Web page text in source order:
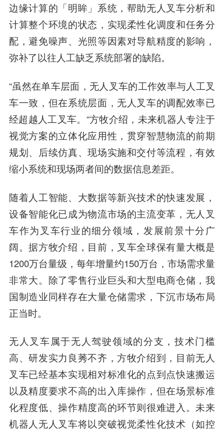
边缘计算的「明眸」系统，帮助无人叉车分析和
计算整个环境的状态，实现柔性化调度和任务分
配，避免噪声、光照等因素对导航精度的影响，
弥补了以往人工缺乏系统部署的缺陷。
“虽然在单车层面，无人叉车的工作效率与人工叉
车一致，但在系统层面，无人叉车的调配效率已
经超越人工叉车。“方牧介绍，未来机器人专注于
视觉方案的立体化应用性，贯穿智慧物流的前期
规划、后续仿真、现场实施和交付等流程，有效
缩小系统和现场两者间的数据信息差距。
随着人工智能、大数据等新兴技术的快速发展，
设备智能化已成为物流市场的主流变革，无人叉
车作为叉车行业的细分领域，发展前景十分广
阔。据方牧介绍，目前，叉车全球保有量大概是
1200万台量级，每年增量约150万台，市场需求量
非常大。除了零售行业巨头和大型电商仓储，我
国制造业同样存在大量仓储需求，下沉市场布局
正当时。
无人叉车属于无人驾驶领域的分支，技术门槛
高、研发实力良莠不齐，方牧介绍到，目前无人
叉车已经基本实现相对标准化的点到点快速搬运
以及精度要求不高的出入库操作 ，但在场景标准
化程度低、操作精度高的环节则很难进入。未来
机器人无人叉车将以突破视觉柔性化技术（如控